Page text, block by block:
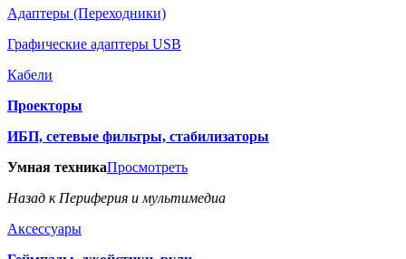
Адаптеры (Переходники)
Графические адаптеры USB
Кабели
Проекторы
ИБП, сетевые фильтры, стабилизаторы
Умная техникаПросмотреть
Назад к Периферия и мультимедиа
Аксессуары